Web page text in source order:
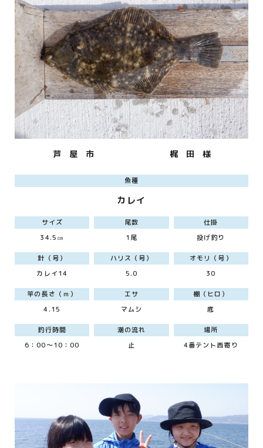
芦 屋 市 梶 田 様
魚種
カレイ
サイズ
34.5㎝
尾数
1尾
仕掛
投げ釣り
針（号）
カレイ14
ハリス（号）
5.0
オモリ（号）
30
竿の長さ（ｍ）
4.15
エサ
マムシ
棚（ヒロ）
底
釣行時間
6：00～10：00
潮の流れ
止
場所
4番テント西寄り